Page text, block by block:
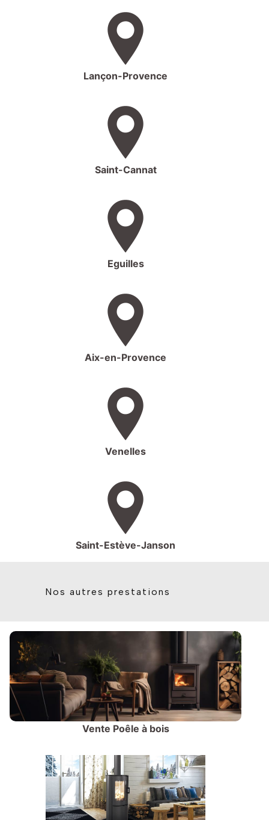
Lançon-Provence
Saint-Cannat
Eguilles
Aix-en-Provence
Venelles
Saint-Estève-Janson
Nos autres prestations
Vente Poêle à bois